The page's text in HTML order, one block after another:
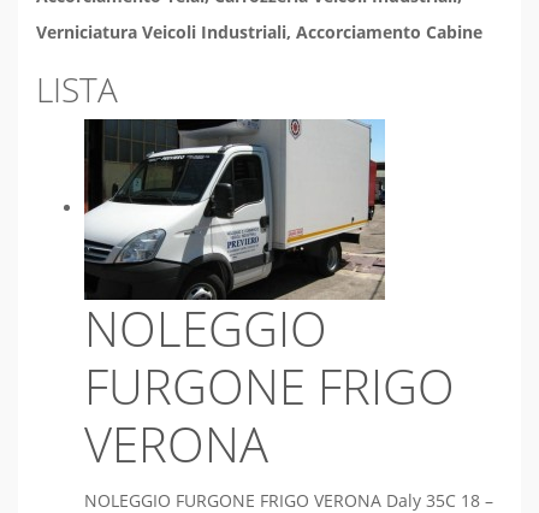
Verniciatura Veicoli Industriali, Accorciamento Cabine
LISTA
NOLEGGIO
FURGONE FRIGO
VERONA
NOLEGGIO FURGONE FRIGO VERONA Daly 35C 18 –